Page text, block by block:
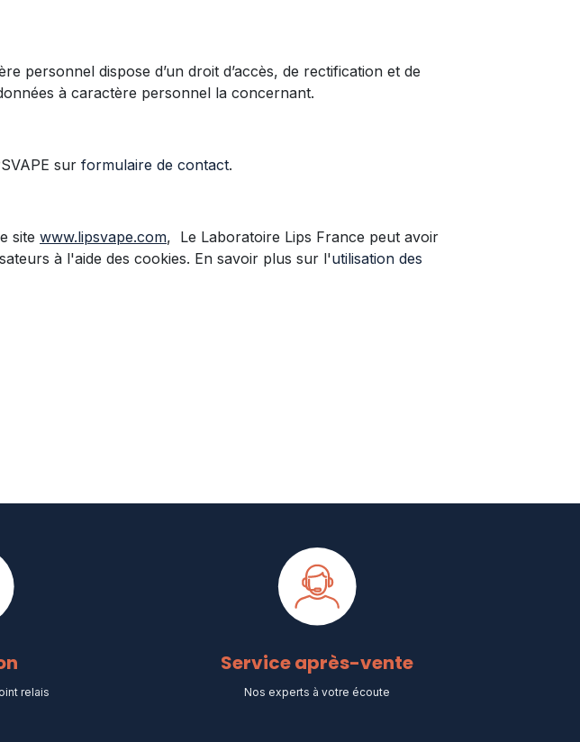
personnel dispose d’un droit d’accès, de rectification et de
à caractère personnel la concernant.
sur formulaire de contact.
site www.lipsvape.com, Le Laboratoire Lips France peut avoir
à l'aide des cookies. En savoir plus sur l'utilisation des
relais​
Service après-vente
Nos experts à votre écoute